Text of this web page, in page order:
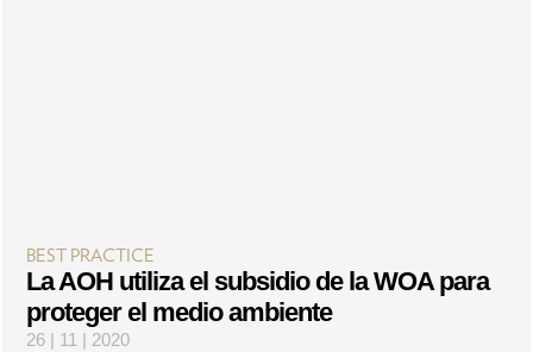
BEST PRACTICE
La AOH utiliza el subsidio de la WOA para
proteger el medio ambiente
26 | 11 | 2020